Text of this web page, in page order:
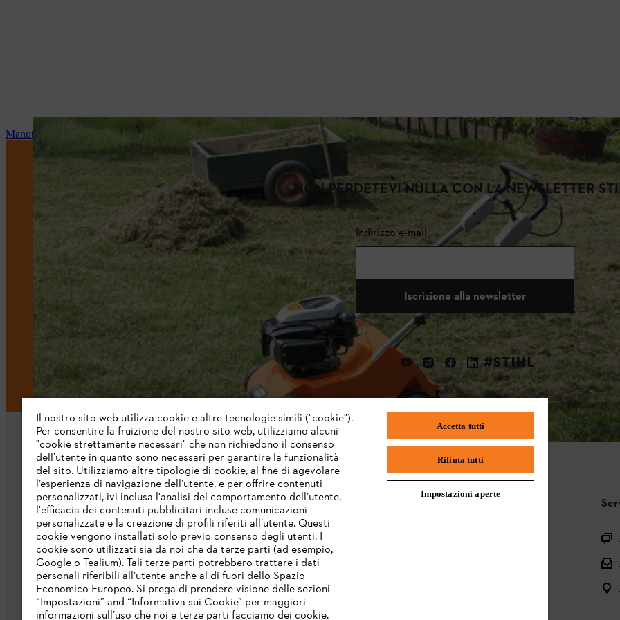
Manutenzione e riparazioni
NON PERDETEVI NULLA CON LA NEWSLETTER
Indirizzo e-mail
Iscrizione alla newsletter
#STIHL
L’azienda
Chi siamo
Scarica il catalogo
STIHL Integrity Line
STIHL FAQ
Il nostro sito web utilizza cookie e altre tecnologie simili ("cookie").
Per consentire la fruizione del nostro sito web, utilizziamo alcuni
"cookie strettamente necessari" che non richiedono il consenso
dell’utente in quanto sono necessari per garantire la funzionalità
del sito. Utilizziamo altre tipologie di cookie, al fine di agevolare
l’esperienza di navigazione dell’utente, e per offrire contenuti
personalizzati, ivi inclusa l'analisi del comportamento dell’utente,
l'efficacia dei contenuti pubblicitari incluse comunicazioni
personalizzate e la creazione di profili riferiti all’utente. Questi
cookie vengono installati solo previo consenso degli utenti. I
cookie sono utilizzati sia da noi che da terze parti (ad esempio,
Google o Tealium). Tali terze parti potrebbero trattare i dati
personali riferibili all’utente anche al di fuori dello Spazio
Economico Europeo. Si prega di prendere visione delle sezioni
“Impostazioni” and “Informativa sui Cookie” per maggiori
informazioni sull’uso che noi e terze parti facciamo dei cookie.
Accetta tutti
Rifiuta tutti
Impostazioni aperte